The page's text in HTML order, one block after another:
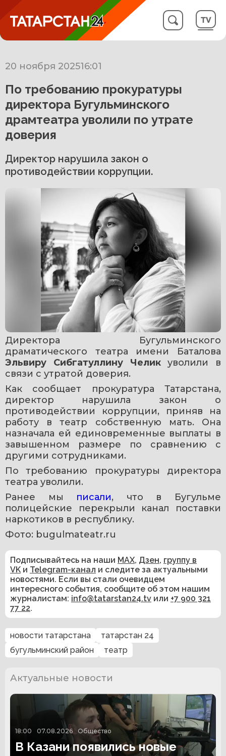
20 ноября 202516:01
По требованию прокуратуры
директора Бугульминского
драмтеатра уволили по утрате
доверия
Директор нарушила закон о
противодействии коррупции.
Директора Бугульминского
Эльвиру Сибгатуллину Челик уволили в
связи с утратой доверия.
Как сообщает прокуратура Татарстана,
директор нарушила закон о
противодействии коррупции, приняв на
работу в театр собственную мать. Она
назначала ей единовременные выплаты в
завышенном размере по сравнению с
другими сотрудниками.
По требованию прокуратуры директора
театра уволили.
Ранее мы писали, что в Бугульме
полицейские перекрыли канал поставки
наркотиков в республику.
Фото: bugulmateatr.ru
Подписывайтесь на наши MAX, Дзен, группу в
VK и Telegram-канал и следите за актуальными
новостями. Если вы стали очевидцем
интересного события, сообщите об этом нашим
журналистам: info@tatarstan24.tv или +7 900 321
77 22.
новости татарстана
татарстан 24
бугульминский район
театр
Актуальные новости
18:00 07.08.2026 Общество
В Казани появились новые